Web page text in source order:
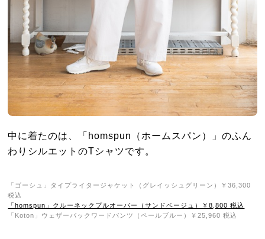
中に着たのは、「homspun（ホームスパン）」のふん
わりシルエットのTシャツです。
「ゴーシュ」タイプライタージャケット（グレイッシュグリーン）￥36,300
税込
「homspun」クルーネックプルオーバー（サンドベージュ）￥8,800 税込
「Koton」ウェザーバックワードパンツ（ペールブルー）￥25,960 税込